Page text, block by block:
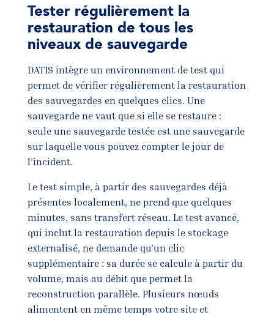
Tester régulièrement la
restauration de tous les
niveaux de sauvegarde
DATIS intègre un environnement de test qui
permet de vérifier régulièrement la restauration
des sauvegardes en quelques clics. Une
sauvegarde ne vaut que si elle se restaure :
seule une sauvegarde testée est une sauvegarde
sur laquelle vous pouvez compter le jour de
l’incident.
Le test simple, à partir des sauvegardes déjà
présentes localement, ne prend que quelques
minutes, sans transfert réseau. Le test avancé,
qui inclut la restauration depuis le stockage
externalisé, ne demande qu’un clic
supplémentaire : sa durée se calcule à partir du
volume, mais au débit que permet la
reconstruction parallèle. Plusieurs nœuds
alimentent en même temps votre site et